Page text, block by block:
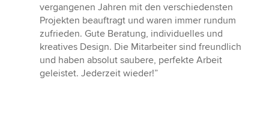
5
von
5
Sternen
vergangenen Jahren mit den verschiedensten
Projekten beauftragt und waren immer rundum
zufrieden. Gute Beratung, individuelles und
kreatives Design. Die Mitarbeiter sind freundlich
und haben absolut saubere, perfekte Arbeit
geleistet. Jederzeit wieder!”